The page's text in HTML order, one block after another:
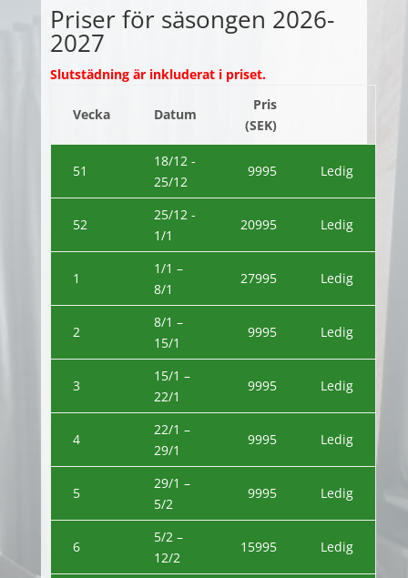
Priser för säsongen 2026-
2027
Slutstädning är inkluderat i priset.
Vecka Datum
Pris
(SEK)
51
18/12 -
25/12
9995 Ledig
52
25/12 -
1/1
20995 Ledig
1
1/1 –
8/1
27995 Ledig
2
8/1 –
15/1
9995 Ledig
3
15/1 –
22/1
9995 Ledig
4
22/1 –
29/1
9995 Ledig
5
29/1 –
5/2
9995 Ledig
6
5/2 –
12/2
15995 Ledig